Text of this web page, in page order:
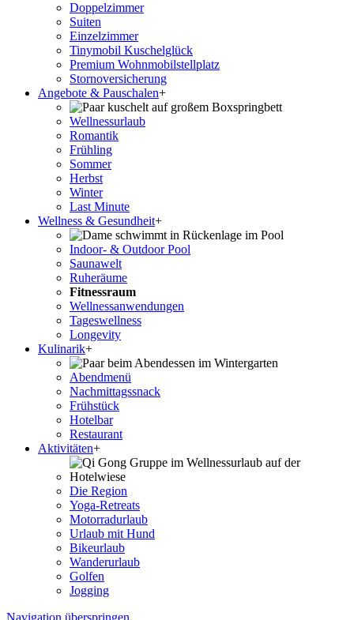
Doppelzimmer
Suiten
Einzelzimmer
Tinymobil Kuschelglück
Premium Wohnmobilstellplatz
Stornoversicherung
Angebote & Pauschalen+
Wellnessurlaub
Romantik
Frühling
Sommer
Herbst
Winter
Last Minute
Wellness & Gesundheit+
Indoor- & Outdoor Pool
Saunawelt
Ruheräume
Fitnessraum
Wellness­anwendungen
Tageswellness
Longevity
Kulinarik+
Abendmenü
Nachmittagssnack
Frühstück
Hotelbar
Restaurant
Aktivitäten+
Die Region
Yoga-Retreats
Motorradurlaub
Urlaub mit Hund
Bikeurlaub
Wanderurlaub
Golfen
Jogging
Navigation überspringen